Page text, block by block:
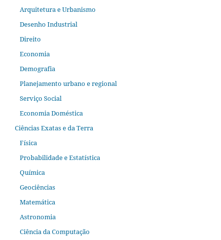
Arquitetura e Urbanismo
Desenho Industrial
Direito
Economia
Demografia
Planejamento urbano e regional
Serviço Social
Economia Doméstica
Ciências Exatas e da Terra
Física
Probabilidade e Estatística
Química
Geociências
Matemática
Astronomia
Ciência da Computação